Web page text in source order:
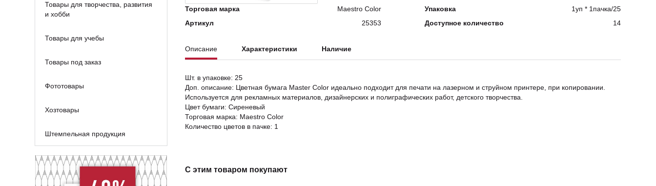
Товары для творчества, развития
и хобби
Товары для учебы
Товары под заказ
Фототовары
Хозтовары
Штемпельная продукция
Торговая марка
Maestro Color Упаковка
1уп * 1пачка/25
Артикул
25353 Доступное количество 14
Описание Характеристики Наличие
Шт. в упаковке: 25
Доп. описание: Цветная бумага Master Color идеально подходит для печати на лазерном и струйном принтере, при копировании.
Используется для рекламных материалов, дизайнерских и полиграфических работ, детского творчества.
Цвет бумаги: Сиреневый
Торговая марка: Maestro Color
Количество цветов в пачке: 1
С этим товаром покупают